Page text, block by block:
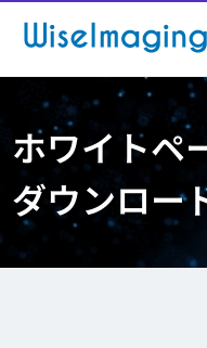
ホワイトペ
ダウンロー